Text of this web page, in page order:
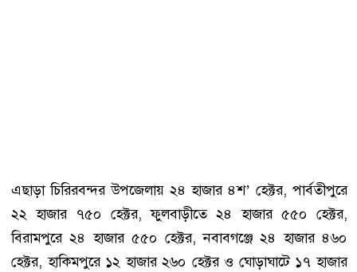
এছাড়া চিরিরবন্দর উপজেলায় ২৪ হাজার ৪শ’ হেক্টর, পার্বতীপুরে
২২ হাজার ৭৫০ হেক্টর, ফুলবাড়ীতে ২৪ হাজার ৫৫০ হেক্টর,
বিরামপুরে ২৪ হাজার ৫৫০ হেক্টর, নবাবগঞ্জে ২৪ হাজার ৪৬০
হেক্টর, হাকিমপুরে ১২ হাজার ২৬০ হেক্টর ও ঘোড়াঘাটে ১৭ হাজার